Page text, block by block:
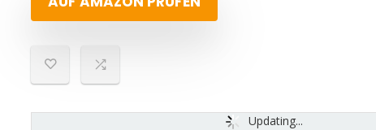
Updating...